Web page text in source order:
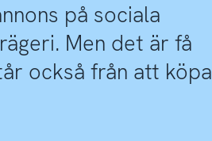
på sociala
Men det är få
också från att köpa